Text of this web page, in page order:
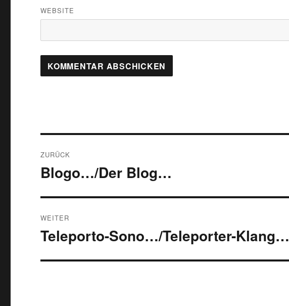
WEBSITE
ZURÜCK
Vorheriger
Beitrag:
Blogo…/Der Blog…
WEITER
Nächster
Teleporto-Sono…/Teleporter-Klang…